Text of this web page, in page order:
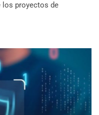
los proyectos de